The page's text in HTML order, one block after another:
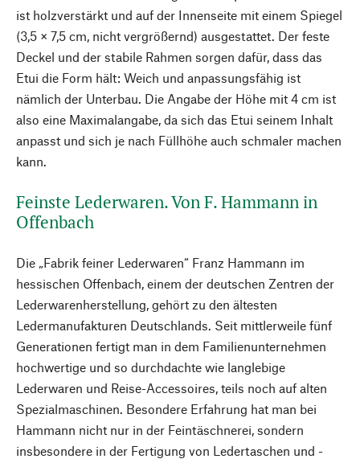
ist holzverstärkt und auf der Innenseite mit einem Spiegel
(3,5 × 7,5 cm, nicht vergrößernd) ausgestattet. Der feste
Deckel und der stabile Rahmen sorgen dafür, dass das
Etui die Form hält: Weich und anpassungsfähig ist
nämlich der Unterbau. Die Angabe der Höhe mit 4 cm ist
also eine Maximalangabe, da sich das Etui seinem Inhalt
anpasst und sich je nach Füllhöhe auch schmaler machen
kann.
Feinste Lederwaren. Von F. Hammann in
Offenbach
Die „Fabrik feiner Lederwaren“ Franz Hammann im
hessischen Offenbach, einem der deutschen Zentren der
Lederwarenherstellung, gehört zu den ältesten
Ledermanufakturen Deutschlands. Seit mittlerweile fünf
Generationen fertigt man in dem Familienunternehmen
hochwertige und so durchdachte wie langlebige
Lederwaren und Reise-Accessoires, teils noch auf alten
Spezialmaschinen. Besondere Erfahrung hat man bei
Hammann nicht nur in der Feintäschnerei, sondern
insbesondere in der Fertigung von Ledertaschen und -